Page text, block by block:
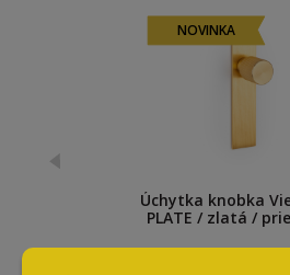
NOVINKA
Úchytka knobka
PLATE / zlatá /